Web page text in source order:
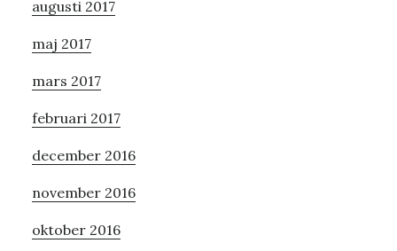
augusti 2017
maj 2017
mars 2017
februari 2017
december 2016
november 2016
oktober 2016